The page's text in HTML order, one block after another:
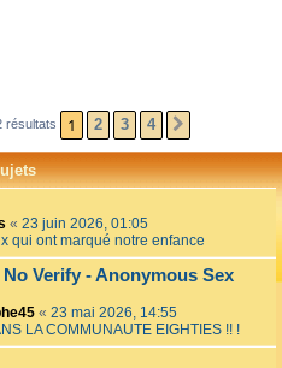
h
r
AVANCÉE
résultats 1 2 3 4
« 23 juin 2026, 01:05
qui ont marqué notre enfance
Verify - Anonymous Sex
« 23 mai 2026, 14:55
LA COMMUNAUTE EIGHTIES !! !